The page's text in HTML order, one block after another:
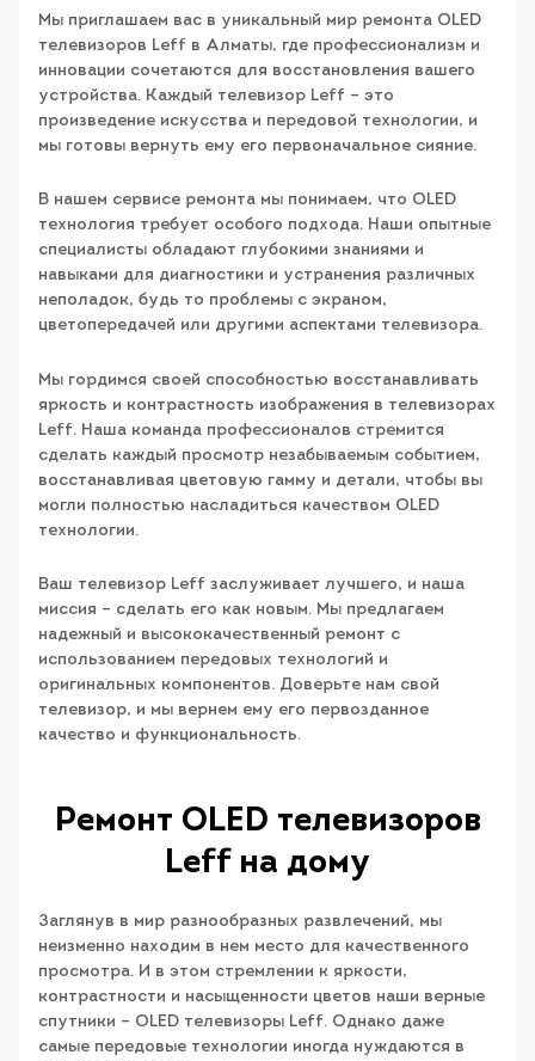
Мы приглашаем вас в уникальный мир ремонта OLED
телевизоров Leff в Алматы, где профессионализм и
инновации сочетаются для восстановления вашего
устройства. Каждый телевизор Leff – это
произведение искусства и передовой технологии, и
мы готовы вернуть ему его первоначальное сияние.
В нашем сервисе ремонта мы понимаем, что OLED
технология требует особого подхода. Наши опытные
специалисты обладают глубокими знаниями и
навыками для диагностики и устранения различных
неполадок, будь то проблемы с экраном,
цветопередачей или другими аспектами телевизора.
Мы гордимся своей способностью восстанавливать
яркость и контрастность изображения в телевизорах
Leff. Наша команда профессионалов стремится
сделать каждый просмотр незабываемым событием,
восстанавливая цветовую гамму и детали, чтобы вы
могли полностью насладиться качеством OLED
технологии.
Ваш телевизор Leff заслуживает лучшего, и наша
миссия – сделать его как новым. Мы предлагаем
надежный и высококачественный ремонт с
использованием передовых технологий и
оригинальных компонентов. Доверьте нам свой
телевизор, и мы вернем ему его первозданное
качество и функциональность.
Ремонт OLED телевизоров
Leff на дому
Заглянув в мир разнообразных развлечений, мы
неизменно находим в нем место для качественного
просмотра. И в этом стремлении к яркости,
контрастности и насыщенности цветов наши верные
спутники – OLED телевизоры Leff. Однако даже
самые передовые технологии иногда нуждаются в